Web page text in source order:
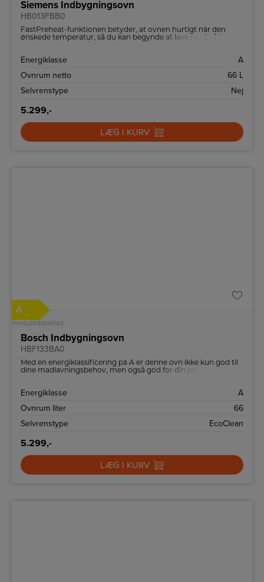
Siemens Indbygningsovn
HB013FBB0
FastPreheat-funktionen betyder, at ovnen hurtigt når den
ønskede temperatur, så du kan begynde at lave mad på ingen
Energiklasse
A
Ovnrum netto
66 L
Selvrenstype
Nej
5.299,-
LÆG I KURV
A
Produktdatablad
Bosch Indbygningsovn
HBF133BA0
Med en energiklassificering på A er denne ovn ikke kun god til
dine madlavningsbehov, men også god for din pengepung og
Energiklasse
A
Ovnrum liter
66
Selvrenstype
EcoClean
5.299,-
LÆG I KURV